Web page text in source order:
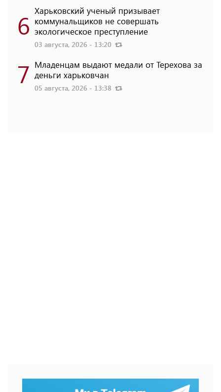
6 Харьковский ученый призывает
коммунальщиков не совершать
экологическое преступление
03 августа, 2026 - 13:20
7 Младенцам выдают медали от Терехова за
деньги харьковчан
05 августа, 2026 - 13:38